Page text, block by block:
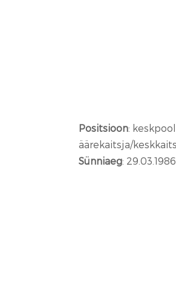
Positsioon:
äärekaitsja/
Sünniaeg: 29.03.1986